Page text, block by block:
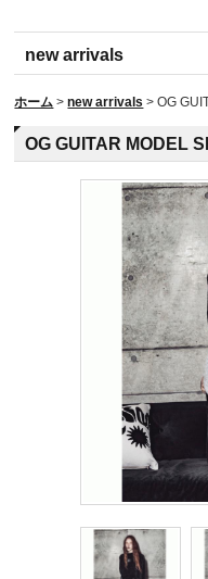
new arrivals
ホーム > new arrivals > OG
OG GUITAR MODEL